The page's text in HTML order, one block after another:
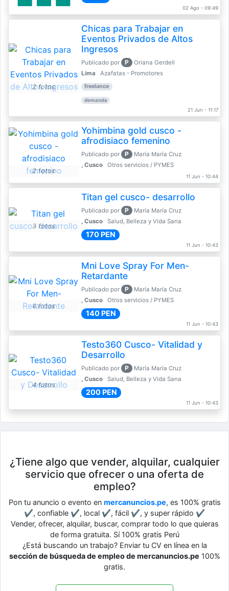
02 Ago - 09:49
2 fotos
Chicas para Trabajar en
Eventos Privados de Altos
Ingresos
Publicado por P
Oriana Gerdell
Lima
Azafatas - Promotores
freelance
demanda
21 Jun - 11:17
2 fotos
Yohimbina gold cusco -
afrodisiaco femenino
Publicado por P
María María Cruz
, Cusco
Otros servicios / PYMES
11 Jun - 10:44
3 fotos
Titan gel cusco- desarrollo
Publicado por P
María María Cruz
, Cusco
Salud, Belleza y Vida Sana
170 PEN
11 Jun - 10:43
4 fotos
Mni Love Spray For Men-
Retardante
Publicado por P
María María Cruz
, Cusco
Otros servicios / PYMES
140 PEN
11 Jun - 10:43
4 fotos
Testo360 Cusco- Vitalidad y
Desarrollo
Publicado por P
María María Cruz
, Cusco
Salud, Belleza y Vida Sana
200 PEN
11 Jun - 10:43
¿Tiene algo que vender, alquilar, cualquier
servicio que ofrecer o una oferta de
empleo?
Pon tu anuncio o evento en mercanuncios.pe, es 100% gratis
✔, confiable ✔, local ✔, fácil ✔, y super rápido ✔
Vender, ofrecer, alquilar, buscar, comprar todo lo que quieras
de forma gratuita. Sí 100% gratis Perú
¿Está buscando un trabajo? Enviar tu CV en línea en la
sección de búsqueda de empleo de mercanuncios.pe 100%
gratis.